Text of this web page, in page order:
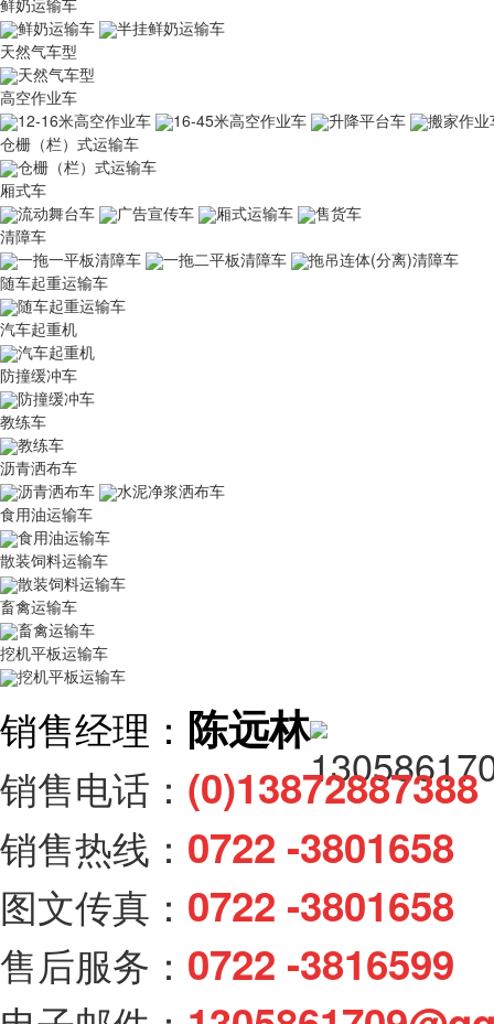
鲜奶运输车
半挂鲜奶运输车
天然气车型
天然气车型
高空作业车
12-16米高空作业车
16-45米高空作业车 升降平台车
搬家作业
仓栅（栏）式运输车
仓栅（栏）式运输车
厢式车
流动舞台车
广告宣传车 厢式运输车
售货车
清障车
一拖一平板清障车
一拖二平板清障车
拖吊连体(分离)清障车
随车起重运输车
随车起重运输车
汽车起重机
汽车起重机
防撞缓冲车
防撞缓冲车
教练车
教练车
沥青洒布车
沥青洒布车
水泥净浆洒布车
食用油运输车
食用油运输车
散装饲料运输车
散装饲料运输车
畜禽运输车
畜禽运输车
挖机平板运输车
挖机平板运输车
销售经理： 陈远林
销售电话：
销售热线： 0722 -3801658
图文传真： 0722 -3801658
售后服务： 0722 -3816599